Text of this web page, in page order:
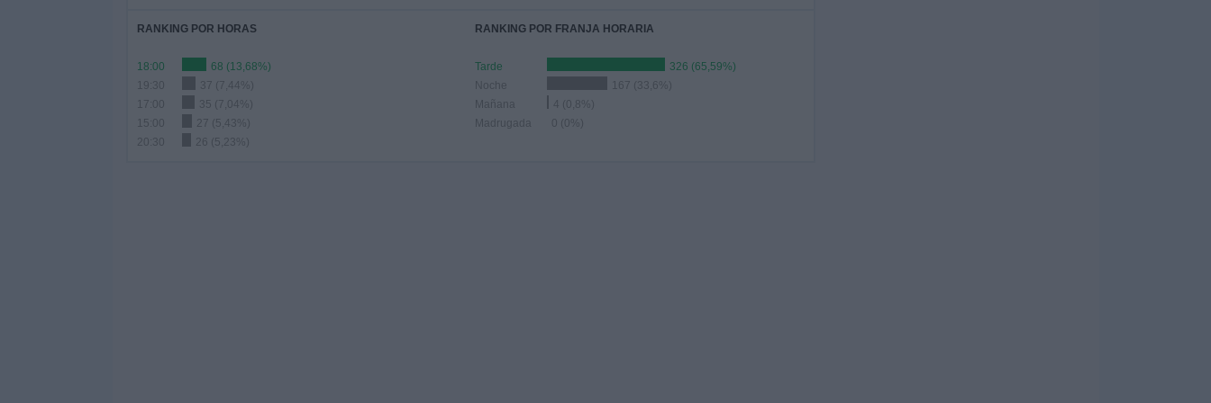
RANKING POR HORAS
18:00
68 (13,68%)
19:30
37 (7,44%)
17:00
35 (7,04%)
15:00
27 (5,43%)
20:30
26 (5,23%)
RANKING POR FRANJA HORARIA
Tarde
326 (65,59%)
Noche
167 (33,6%)
Mañana
4 (0,8%)
Madrugada
0 (0%)